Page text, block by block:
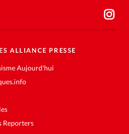
ALLIANCE PRESSE
Aujourd'hui
Reporters